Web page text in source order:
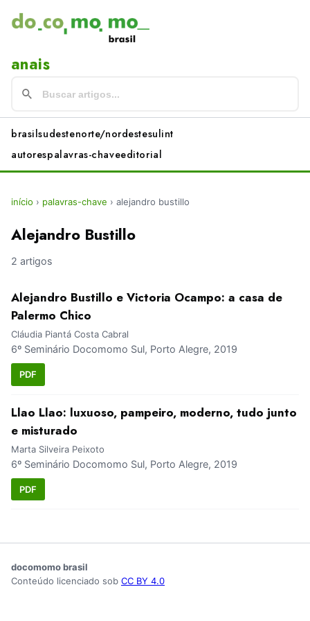
anais
brasilsudestenorte/nordestesulint
autorespalavras-chaveeditorial
início › palavras-chave › alejandro bustillo
Alejandro Bustillo
2 artigos
Alejandro Bustillo e Victoria Ocampo: a casa de
Palermo Chico
Cláudia Piantá Costa Cabral
6º Seminário Docomomo Sul, Porto Alegre, 2019
PDF
Llao Llao: luxuoso, pampeiro, moderno, tudo junto
e misturado
Marta Silveira Peixoto
6º Seminário Docomomo Sul, Porto Alegre, 2019
PDF
docomomo brasil
Conteúdo licenciado sob CC BY 4.0